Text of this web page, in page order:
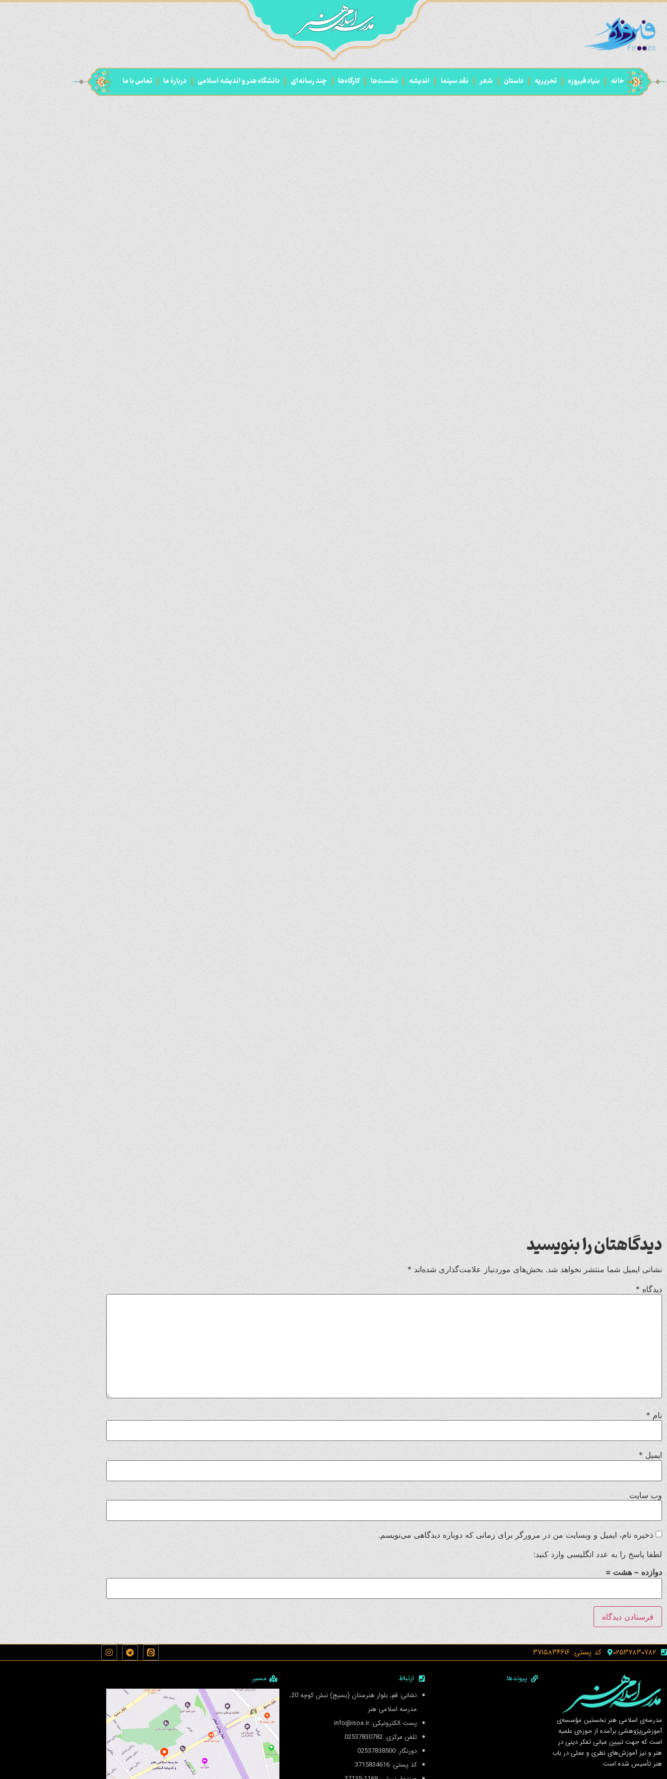
خانه بنیاد فیروزه تحریریه داستان شعر نقد سینما اندیشه نشست‌ها کارگاه‌ها چند رسانه‌ای دانشگاه هنر و اندیشه اسلامی دربارۀ ما تماس با ما
دیدگاهتان را بنویسید
نشانی ایمیل شما منتشر نخواهد شد. بخش‌های موردنیاز علامت‌گذاری شده‌اند *
دیدگاه *
نام*
ایمیل *
وب‌ سایت
ذخیره نام، ایمیل و وبسایت من در مرورگر برای زمانی که دوباره دیدگاهی می‌نویسم.
لطفا پاسخ را به عدد انگلیسی وارد کنید:
دوازده − هشت =
۰۲۵۳۷۸۳۰۷۸۲ کد پستی: ۳۷۱۵۸۳۴۶۱۶
مدرسه‌ی اسلامى هنر نخستين مؤسسه‌ی
آموزشى‌پژوهشى برآمده از حوزه‌ی علميه
است كه جهت تبيين مبانى تفكر دينى در
هنر و نيز آموزش‌هاى نظرى و عملى در باب
هنر تأسيس شده است.
پیوندها ارتباط
نشانی: قم، بلوار هنرستان (بسیج) نبش کوچه 20،
مدرسه اسلامی هنر
پست الکترونیکی: info@isoa.ir
تلفن مرکزی: 02537830782
دورنگار: 02537838500
کد پستی: 3715834616
مسیر